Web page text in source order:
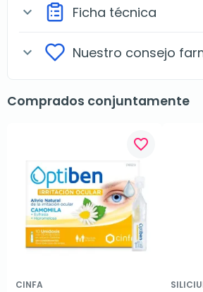
expand_more Ficha técnica
expand_more Nuestro consejo
Comprados conjuntamente
favorite_border
CINFA